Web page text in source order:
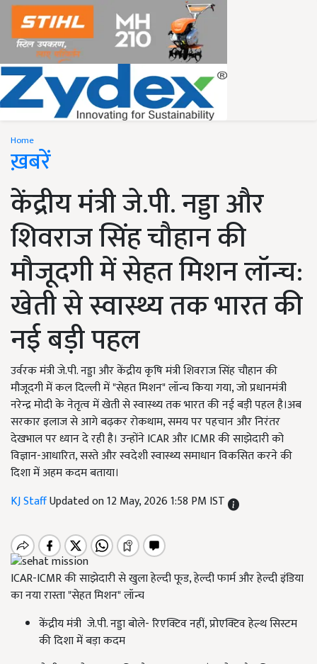
Home
ख़बरें
केंद्रीय मंत्री जे.पी. नड्डा और
शिवराज सिंह चौहान की
मौजूदगी में सेहत मिशन लॉन्च:
खेती से स्वास्थ्य तक भारत की
नई बड़ी पहल
उर्वरक मंत्री जे.पी. नड्डा और केंद्रीय कृषि मंत्री शिवराज सिंह चौहान की
मौजूदगी में कल दिल्ली में "सेहत मिशन" लॉन्च किया गया, जो प्रधानमंत्री
नरेन्द्र मोदी के नेतृत्व में खेती से स्वास्थ्य तक भारत की नई बड़ी पहल है।अब
सरकार इलाज से आगे बढ़कर रोकथाम, समय पर पहचान और निरंतर
देखभाल पर ध्यान दे रही है। उन्होंने ICAR और ICMR की साझेदारी को
विज्ञान-आधारित, सस्ते और स्वदेशी स्वास्थ्य समाधान विकसित करने की
दिशा में अहम कदम बताया।
KJ StaffUpdated on 12 May, 2026 1:58 PM IST
ICAR-ICMR की साझेदारी से खुला हेल्दी फूड, हेल्दी फार्म और हेल्दी इंडिया
का नया रास्ता "सेहत मिशन" लॉन्च
केंद्रीय मंत्री जे.पी. नड्डा बोले- रिएक्टिव नहीं, प्रोएक्टिव हेल्थ सिस्टम
की दिशा में बड़ा कदम